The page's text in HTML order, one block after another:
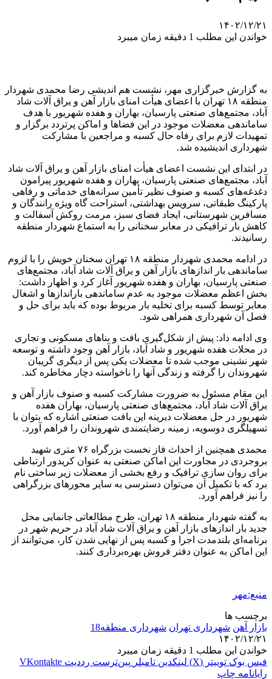
۱۴۰۲/۱۲/۲۱
خواندن این مطلب 1 دقیقه زمان میبرد
به گزارش خبرگزاری مهر، نشست هم اندیشی رضا محمدی شهردار
منطقه ۱۸ تهران با اعضای هیأت امنای بازار آهن و یراق آلات شاد
آباد، مجتمع‌های صنعتی پارسیان، بهاران و هفده شهریور با هدف
ساماندهی معضلات موجود در این فضاها و اماکن پرتردد برگزار و
تمهیدات لازم برای رفاه حال کسبه و مراجعین با مشارکت
شهرداری اندیشیده شد.
در ابتدای این نشست اعضای هیأت امنای بازار آهن و یراق آلات شاد
آباد، مجتمع‌های صنعتی پارسیان، بهاران و هفده شهریور پیرامون
دغدغه‌های کسبه و صنوف نظیر تأمین سرانه‌های خدماتی و رفاهی
پارکینگ طبقاتی، سرویس بهداشتی، استراحت گاه ویژه رانندگان و
مسافرین شهرستانی، ایجاد فضای سبز، مرمت روکش آسفالت و
کاهش بار ترافیکی در معابر سخنانی را به استماع شهردار منطقه
رسانیدند.
در ادامه محمدی شهردار منطقه ۱۸ تهران سخنان خویش را با لزوم
ساماندهی بار اندازهای بازار آهن و یراق آلات شاد آباد، مجتمع‌های
صنعتی پارسیان، بهاران و هفده شهریور آغاز کرد و اظهار داشت:
بخش اعظم معضلات موجود به عدم ساماندهی باراندازها و اشغال
معابر توسط کسبه برای تخلیه بار مربوط بوده که باید برای حل و
فصل آن شهرداری همراهی شود.
وی ادامه داد: پیش از شکل‌گیری بافت و بناهای مسکونی و تجاری
در محلات هفده شهریور و شاد آباد، بازار آهن وجود داشته و توسعه
شهر نشینی موجب شده تا معضلات یکی پس از دیگری گریبان
شهروندان را گرفته و زندگی آنها را ناخواسته دچار مخاطره کند.
این مقام مسئول به ضرورت مشارکت کسبه و صنوف بازار آهن و
یراق آلات شاد آباد، مجتمع‌های صنعتی پارسیان، بهاران هفده
شهریور در حل معضلات دیرینه این بافت صنعتی اشاره که بتوان با
تسهیلگری دوسویه، زمینه رضایتمندی شهروندان را فراهم آورد.
محمدی همچنین از احداث فاز نخست بزرگراه ۷۶ متری شهید
بروجردی در مجاورت این اماکن صنعتی به عنوان کریدور ارتباطی
برای روان سازی ترافیک و رفع بخشی از معضلات زیر ساختی نام
برد که با تکمیل آن می‌توان دسترسی به سایر محورهای بزرگراهی
را نیز فراهم آورد.
به گفته شهردار منطقه ۱۸ تهران، طرح مطالعاتی جانمایی محل
جدید بار اندازهای بازار آهن و یراق آلات شاد آباد در حریم شهر در
برنامه‌ای بلندمدت اجرا و کسبه پس از نهایی شدن کار، می‌توانند از
این اماکن به عنوان دفتر فروش بهره‌برداری کنند.
منبع:مهر
برچسب ها
بازار آهن شهرداری تهران شهرداری منطقه18
۱۴۰۲/۱۲/۲۱
خواندن این مطلب 1 دقیقه زمان میبرد
فیس بوک توییتر (X) لینکدین ‫تامبلر ‫پین‌ترست ‫رددیت ‫VKontakte
رایانامه چاپ